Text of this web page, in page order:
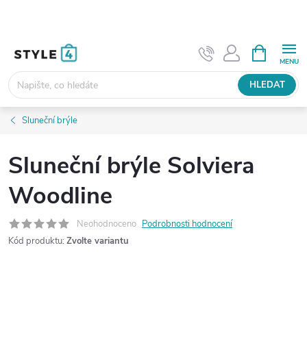
HLEDAT
NÁKUPNÍ
KOŠÍK
Sluneční brýle
Sluneční brýle Solviera
Woodline
Neohodnoceno Podrobnosti hodnocení
Kód produktu: Zvolte variantu